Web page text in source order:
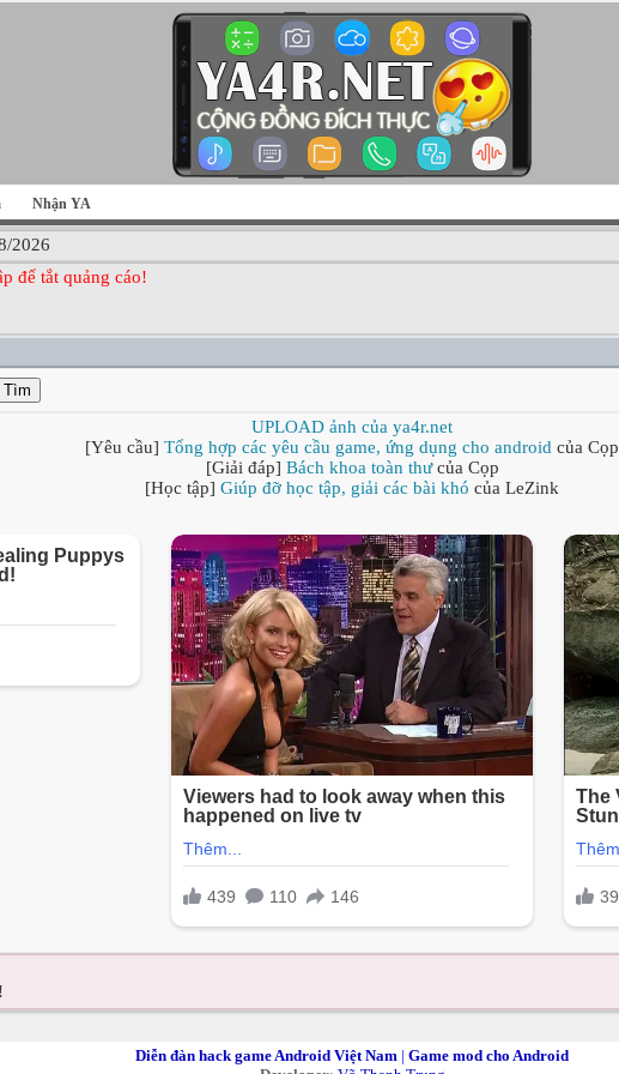
Nhận YA
2026
để tắt quảng cáo!
Tìm
UPLOAD ảnh của ya4r.net
[Yêu cầu] Tổng hợp các yêu cầu game, ứng dụng cho android của Cọp
[Giải đáp] Bách khoa toàn thưcủa Cọp
[Học tập] Giúp đỡ học tập, giải các bài khó của LeZink
Diễn đàn hack game Android Việt Nam | Game mod cho Android